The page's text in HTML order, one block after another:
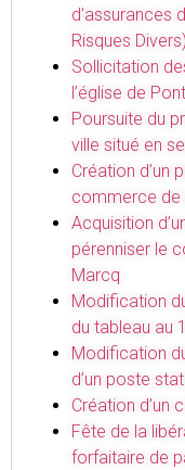
d’assurances
Risques Divers)
Sollicitation
l’église de
Poursuite du
ville situé en
Création d’un
commerce de
Acquisition
pérenniser le
Marcq
Modification
du tableau au
Modification
d’un poste
Création d’un
Fête de la
forfaitaire de